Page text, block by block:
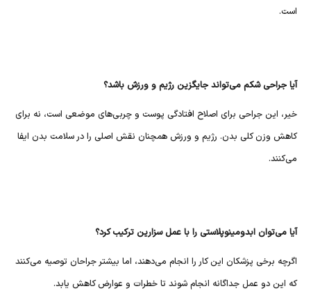
است.
آیا جراحی شکم می‌تواند جایگزین رژیم و ورزش باشد؟
خیر، این جراحی برای اصلاح افتادگی پوست و چربی‌های موضعی است، نه برای
کاهش وزن کلی بدن. رژیم و ورزش همچنان نقش اصلی را در سلامت بدن ایفا
می‌کنند.
آیا می‌توان ابدومینوپلاستی را با عمل سزارین ترکیب کرد؟
اگرچه برخی پزشکان این کار را انجام می‌دهند، اما بیشتر جراحان توصیه می‌کنند
که این دو عمل جداگانه انجام شوند تا خطرات و عوارض کاهش یابد.